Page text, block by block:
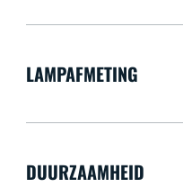
LAMPAFMETING
DUURZAAMHEID